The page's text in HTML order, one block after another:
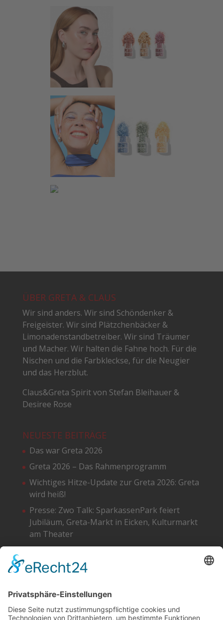
ÜBER GRETA & CLAUS
Wir sind anders. Wir sind Schöndenker &
Freigeister. Wir sind Plätzchenbäcker &
Limonadenstandbetreiber. Wir sind Träumer
und Macher. Wir halten die Fahne hoch. Für die
Nischen und die Farbkleckse, für die Neugier
und das Herzblut.
Claus&Greta Spirit von Stefan Bleihauer &
Desiree Rose
NEUESTE BEITRÄGE
Das war Greta 2026
Greta 2026 – Das Rahmenprogramm
Wichtiges Hitze-Update zur Greta 2026: Greta
wird heiß!
Presse: Zwo Talk: SparkassenPark feiert
Jubiläum, Greta-Markt in Eicken, Kulturmarkt
am Theater
Greta 2026 – Die Standpläne
Facebook
Instagram
Cookie-Einstellungen